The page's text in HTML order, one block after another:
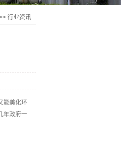
行业资讯
能美化环
年政府一